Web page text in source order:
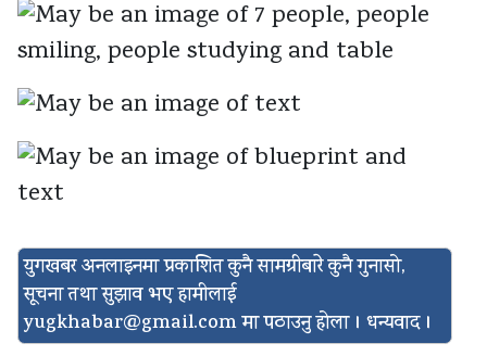
युगखबर अनलाइनमा प्रकाशित कुनै सामग्रीबारे कुनै गुनासो,
सूचना तथा सुझाव भए हामीलाई
yugkhabar@gmail.comमा पठाउनु होला । धन्यवाद ।